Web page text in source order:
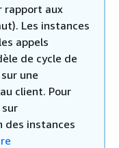
rapport aux
Les instances
appels
de cycle de
une
client. Pour
des instances